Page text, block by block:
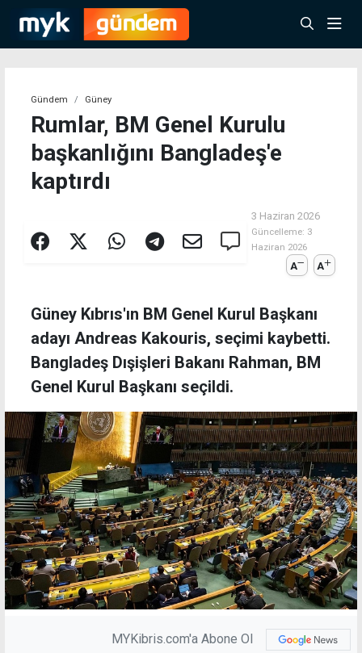
Gündem Güney
Rumlar, BM Genel Kurulu
başkanlığını Bangladeş'e
kaptırdı
3 Haziran 2026
Güncelleme: 3
Haziran 2026
A A
Güney Kıbrıs'ın BM Genel Kurul Başkanı
adayı Andreas Kakouris, seçimi kaybetti.
Bangladeş Dışişleri Bakanı Rahman, BM
Genel Kurul Başkanı seçildi.
MYKibris.com'a Abone Ol